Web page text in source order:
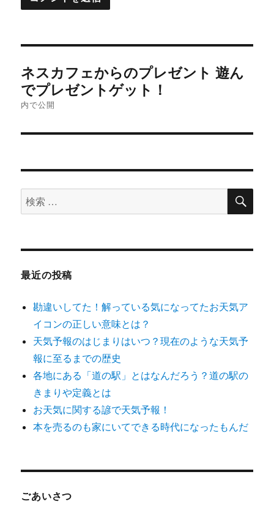
稿
ナ
ビ
ー
シ
ン
ネスカフェからのプレゼント 遊ん
でプレゼントゲット！
内で公開
検
索
象:
検
最近の投稿
勘違いしてた！解っている気になってたお天気ア
イコンの正しい意味とは？
天気予報のはじまりはいつ？現在のような天気予
報に至るまでの歴史
各地にある「道の駅」とはなんだろう？道の駅の
きまりや定義とは
お天気に関する諺で天気予報！
本を売るのも家にいてできる時代になったもんだ
ごあいさつ